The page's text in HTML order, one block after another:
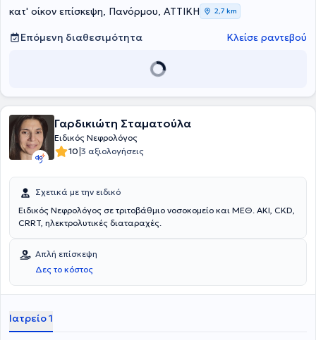
Λαϊκό Γενικό Νοσοκομείο Αθηνών και το Γενικό Νοσοκομείο Αθηνών
Αλεξάνδρα. Διαθέτει σημαντική κλινική εμπειρία στη διάγνωση,
παρακολούθηση και αντιμετώπιση νεφρολογικών παθήσεων,
εφαρμόζοντας σύγχρονες και εξατομικευμένες προσεγγίσεις
νεφρολογικά κέντρα, παρέχοντας ολοκληρωμένες υπηρεσίες
κατ' οίκον επίσκεψη, Πανόρμου, ΑΤΤΙΚΗ 2,7 km
Επόμενη διαθεσιμότητα Κλείσε ραντεβού
Γαρδικιώτη Σταματούλα
Ειδικός Νεφρολόγος
10|3 αξιολογήσεις
Σχετικά με την ειδικό
Ειδικός Νεφρολόγος σε τριτοβάθμιο νοσοκομείο και ΜΕΘ. AKI, CKD,
CRRT, ηλεκτρολυτικές διαταραχές.
Απλή επίσκεψη
Δες το κόστος
Ιατρείο 1